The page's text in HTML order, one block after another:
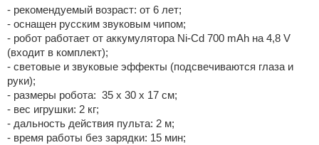
- рекомендуемый возраст: от 6 лет;
- оснащен русским звуковым чипом;
- робот работает от аккумулятора Ni-Cd 700 mAh на 4,8 V
(входит в комплект);
- световые и звуковые эффекты (подсвечиваются глаза и
руки);
- размеры робота: 35 x 30 x 17 см;
- вес игрушки: 2 кг;
- дальность действия пульта: 2 м;
- время работы без зарядки: 15 мин;